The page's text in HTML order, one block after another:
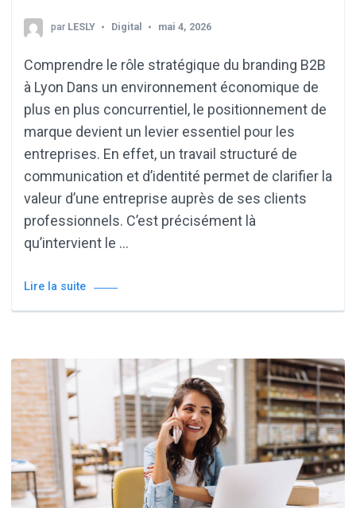
par LESLY Digital mai 4, 2026
Comprendre le rôle stratégique du branding B2B
à Lyon Dans un environnement économique de
plus en plus concurrentiel, le positionnement de
marque devient un levier essentiel pour les
entreprises. En effet, un travail structuré de
communication et d’identité permet de clarifier la
valeur d’une entreprise auprès de ses clients
professionnels. C’est précisément là
qu’intervient le …
Lire la suite